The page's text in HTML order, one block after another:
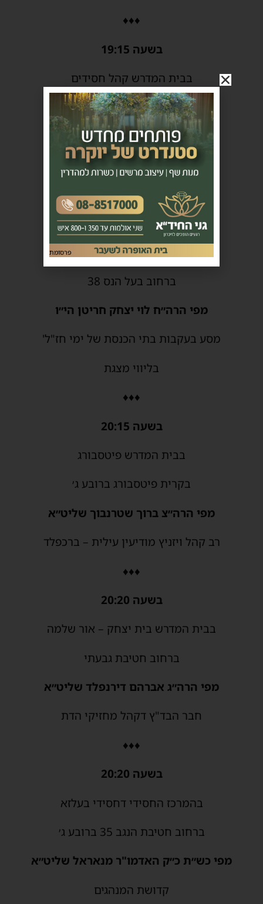
♦♦♦
בשעה 19:15
בבית המדרש קהל חסידים
ברחוב הורקנוס
מפי המגיד הרב חיים זאיד שליט״א
כנגד ארבעה בנים דיברה תורה
♦♦♦
בשעה 20:15
בבית המדרש בית שלום
ברחוב בעל הנס 38
מפי הרה״ח לוי יצחק חריטן הי״ו
מסע בעקבות בתי הכנסת של ימי חז"ל'
בליווי מצגת
♦♦♦
בשעה 20:15
בבית המדרש פיטסבורג
בקרית פיטסבורג ברובע ג׳
מפי הרה״צ ברוך שטרנבוך שליט״א
רב קהל ויזניץ מודיעין עילית – ברכפלד
♦♦♦
בשעה 20:20
בבית המדרש בית יצחק – אור שלמה
ברחוב חטיבת גבעתי
מפי הרה״ג אברהם דירנפלד שליט״א
חבר הבד"ץ דקהל מחזיקי הדת
♦♦♦
בשעה 20:20
בהמרכז החסידי דחסידי בעלזא
ברחוב חטיבת הנגב 35 ברובע ג׳
מפי כש״ת כ״ק האדמו"ר מנאראל שליט״א
קדושת המנהגים
פרסומת